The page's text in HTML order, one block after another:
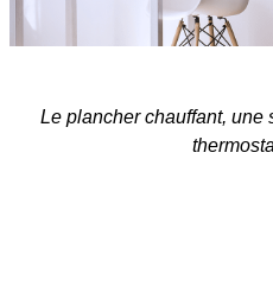
Le plancher chauffant, une